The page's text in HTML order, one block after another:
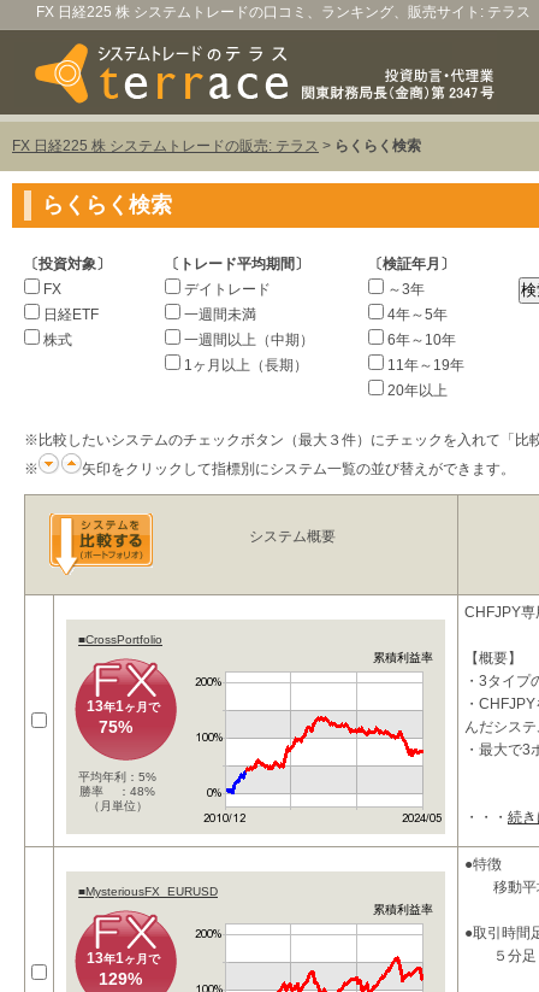
FX 日経225 株 システムトレードの口コミ、ランキング、販売サイト: テラス
FX 日経225 株 システムトレードの販売: テラス > らくらく検索
らくらく検索
〔投資対象〕
FX
日経ETF
株式
〔トレード平均期間〕
デイトレード
一週間未満
一週間以上（中期）
1ヶ月以上（長期）
〔検証年月〕
～3年
4年～5年
6年～10年
11年～19年
20年以上
※比較したいシステムのチェックボタン（最大３件）にチェックを入れて「比
※
矢印をクリックして指標別にシステム一覧の並び替えができます。
システム概要
■CrossPortfolio
累積利益率
13年1ヶ月で
75%
平均年利：5%
勝率 ：48%
（月単位）
CHFJPY専
【概要】
・3タイ
・
んだシス
・最大で3
・・・ 続
■MysteriousFX_EURUSD
累積利益率
13年1ヶ月で
129%
●特徴
移動平均
●取引時間
５分足